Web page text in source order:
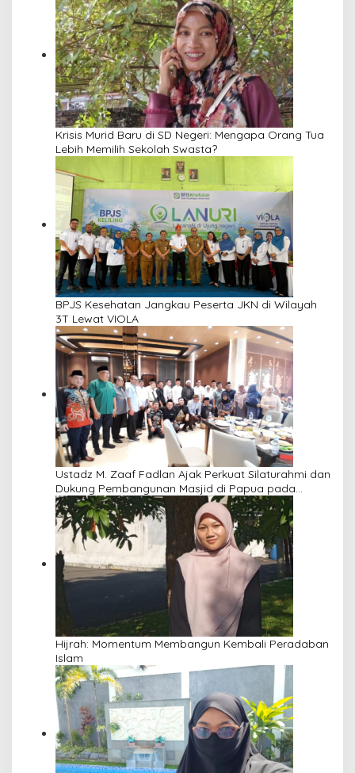
Krisis Murid Baru di SD Negeri: Mengapa Orang Tua
Lebih Memilih Sekolah Swasta?
BPJS Kesehatan Jangkau Peserta JKN di Wilayah
3T Lewat VIOLA
Ustadz M. Zaaf Fadlan Ajak Perkuat Silaturahmi dan
Dukung Pembangunan Masjid di Papua pada
Pengajian Yayasan Alimbas Insan Cita
Hijrah: Momentum Membangun Kembali Peradaban
Islam